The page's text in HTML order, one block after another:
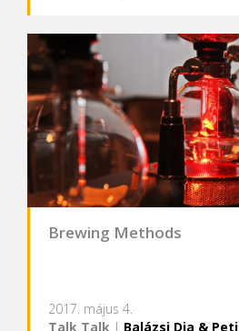
Brewing Methods
2017. május 4.
Talk Talk | Balázsi Dia & Peti